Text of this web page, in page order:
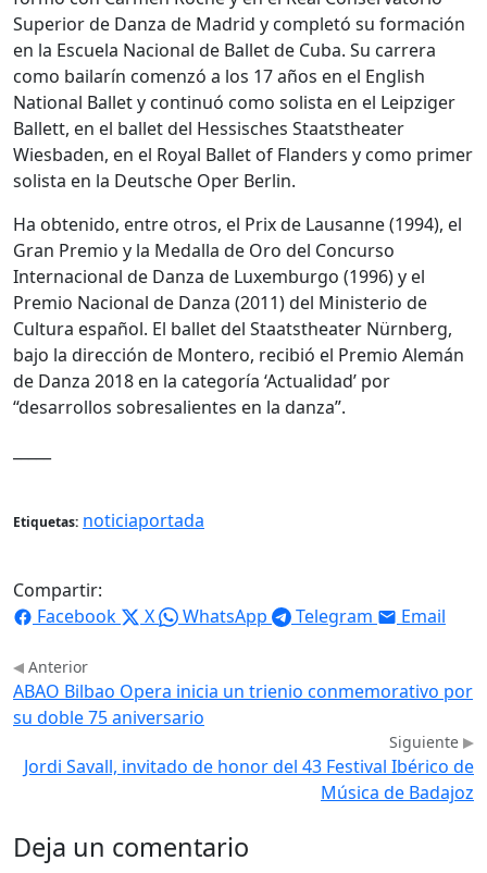
Superior de Danza de Madrid y completó su formación
en la Escuela Nacional de Ballet de Cuba. Su carrera
como bailarín comenzó a los 17 años en el English
National Ballet y continuó como solista en el Leipziger
Ballett, en el ballet del Hessisches Staatstheater
Wiesbaden, en el Royal Ballet of Flanders y como primer
solista en la Deutsche Oper Berlin.
Ha obtenido, entre otros, el Prix de Lausanne (1994), el
Gran Premio y la Medalla de Oro del Concurso
Internacional de Danza de Luxemburgo (1996) y el
Premio Nacional de Danza (2011) del Ministerio de
Cultura español. El ballet del Staatstheater Nürnberg,
bajo la dirección de Montero, recibió el Premio Alemán
de Danza 2018 en la categoría ‘Actualidad’ por
“desarrollos sobresalientes en la danza”.
Etiquetas: noticiaportada
Compartir:
Facebook
X WhatsApp Telegram Email
Anterior
ABAO Bilbao Opera inicia un trienio conmemorativo por
su doble 75 aniversario
Siguiente
Jordi Savall, invitado de honor del 43 Festival Ibérico de
Música de Badajoz
Deja un comentario